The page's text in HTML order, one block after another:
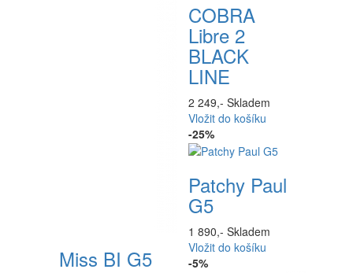
Miss BI G5
COBRA
Libre 2
BLACK
LINE
2 249,- Skladem
Vložit do košíku
-25%
Patchy Paul
G5
1 890,- Skladem
Vložit do košíku
-5%